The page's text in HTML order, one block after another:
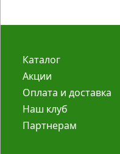
Каталог
Акции
Оплата и доставка
Наш клуб
Партнерам